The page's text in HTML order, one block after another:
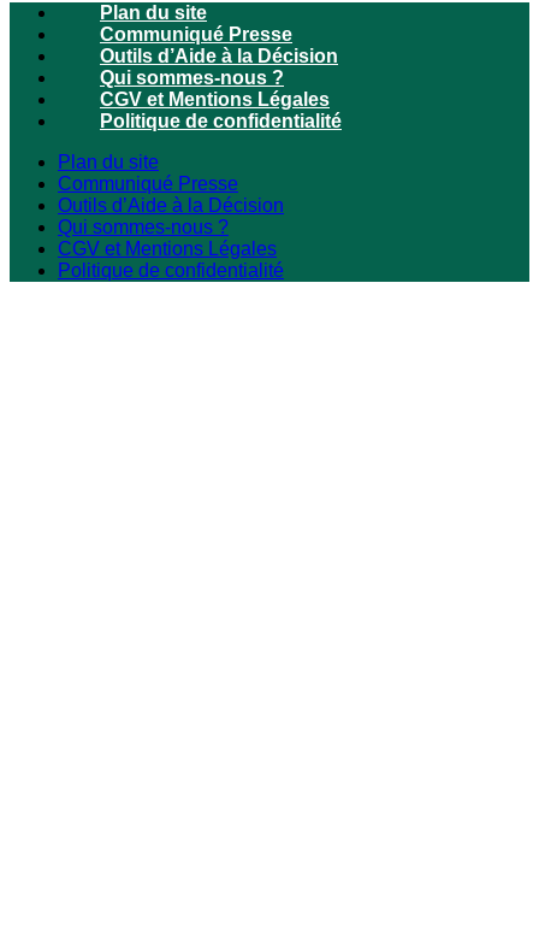
Plan du site
Communiqué Presse
Outils d’Aide à la Décision
Qui sommes-nous ?
CGV et Mentions Légales
Politique de confidentialité
Plan du site
Communiqué Presse
Outils d’Aide à la Décision
Qui sommes-nous ?
CGV et Mentions Légales
Politique de confidentialité